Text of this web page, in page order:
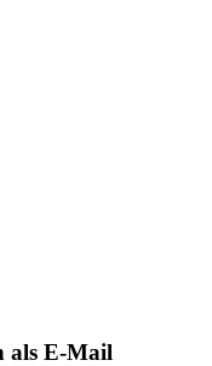
als E-Mail